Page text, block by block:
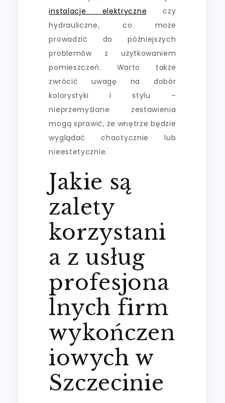
instalacje elektryczne czy
hydrauliczne, co może
prowadzić do późniejszych
problemów z użytkowaniem
pomieszczeń. Warto także
zwrócić uwagę na dobór
kolorystyki i stylu –
nieprzemyślane zestawienia
mogą sprawić, że wnętrze będzie
wyglądać chaotycznie lub
nieestetycznie.
Jakie są
zalety
korzystani
a z usług
profesjona
lnych firm
wykończen
iowych w
Szczecinie